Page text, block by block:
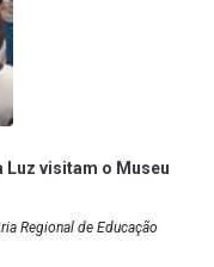
Luz visitam o Museu
Regional de Educação